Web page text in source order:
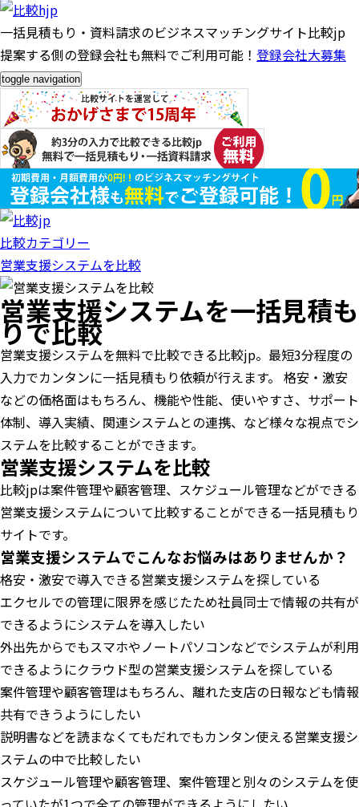
一括見積もり・資料請求のビジネスマッチングサイト比較jp
提案する側の登録会社も無料でご利用可能！ 登録会社大募集
toggle navigation
比較カテゴリー
営業支援システムを比較
営業支援システムを一括見積も
りで比較
営業支援システムを無料で比較できる比較jp。最短3分程度の
入力でカンタンに一括見積もり依頼が行えます。 格安・激安
などの価格面はもちろん、機能や性能、使いやすさ、サポート
体制、導入実績、関連システムとの連携、など様々な視点でシ
ステムを比較することができます。
営業支援システムを比較
比較jpは案件管理や顧客管理、スケジュール管理などができる
営業支援システムについて比較することができる一括見積もり
サイトです。
営業支援システムでこんなお悩みはありませんか？
格安・激安で導入できる営業支援システムを探している
エクセルでの管理に限界を感じたため社員同士で情報の共有が
できるようにシステムを導入したい
外出先からでもスマホやノートパソコンなどでシステムが利用
できるようにクラウド型の営業支援システムを探している
案件管理や顧客管理はもちろん、離れた支店の日報なども情報
共有できうようにしたい
説明書などを読まなくてもだれでもカンタン使える営業支援シ
ステムの中で比較したい
スケジュール管理や顧客管理、案件管理と別々のシステムを使